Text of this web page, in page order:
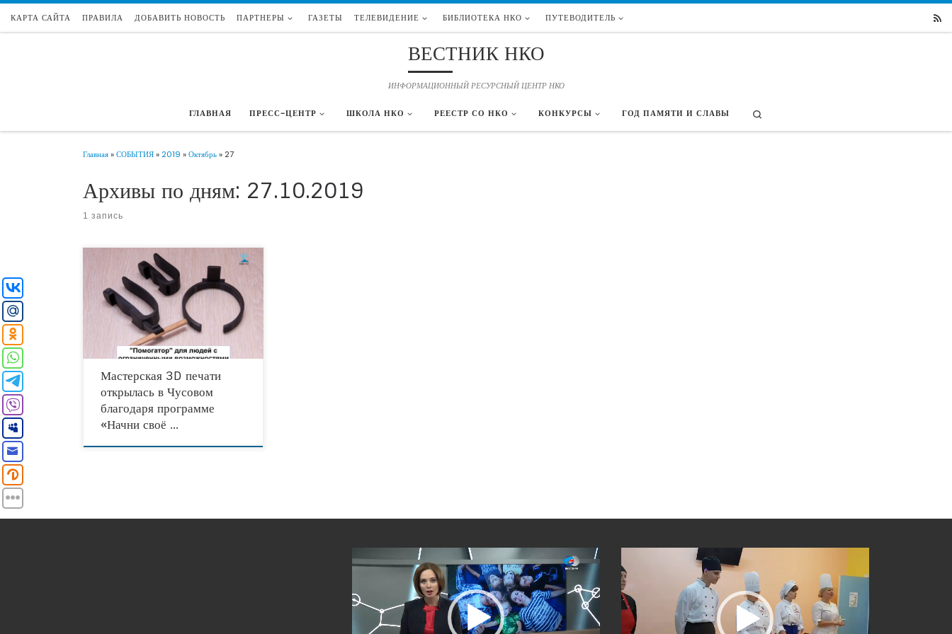
Перейти к содержимому
КАРТА САЙТА ПРАВИЛА ДОБАВИТЬ НОВОСТЬ ПАРТНЕРЫ ГАЗЕТЫ ТЕЛЕВИДЕНИЕ БИБЛИОТЕКА НКО ПУТЕВОДИТЕЛЬ
ВЕСТНИК НКО
ИНФОРМАЦИОННЫЙ РЕСУРСНЫЙ ЦЕНТР НКО
ГЛАВНАЯ ПРЕСС-ЦЕНТР ШКОЛА НКО РЕЕСТР СО НКО КОНКУРСЫ ГОД ПАМЯТИ И СЛАВЫ
Главная»СОБЫТИЯ»2019 »Октябрь» 27
Архивы по дням: 27.10.2019
1 запись
В г. Чусовом Пермского края прошло
открытие «Мастерской полезных вещей Mir
3D». Проект Ксении Зверевой по созданию
изделий из пластмассы методом 3D печати
стал победителем
Мастерская 3D печати
открылась в Чусовом
благодаря программе
«Начни своё …